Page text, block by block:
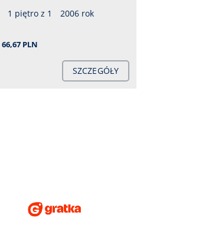
1 piętro z 1 2006 rok
64,41 PLN
SZCZEGÓŁY